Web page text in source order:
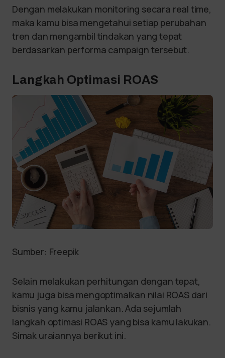
Dengan melakukan monitoring secara real time,
maka kamu bisa mengetahui setiap perubahan
tren dan mengambil tindakan yang tepat
berdasarkan performa campaign tersebut.
Langkah Optimasi ROAS
Sumber: Freepik
Selain melakukan perhitungan dengan tepat,
kamu juga bisa mengoptimalkan nilai ROAS dari
bisnis yang kamu jalankan. Ada sejumlah
langkah optimasi ROAS yang bisa kamu lakukan.
Simak uraiannya berikut ini.